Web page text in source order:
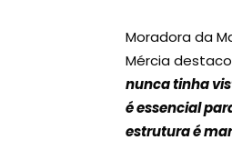
Moradora da
Mércia
nunca tinha
é essencial
estrutura é